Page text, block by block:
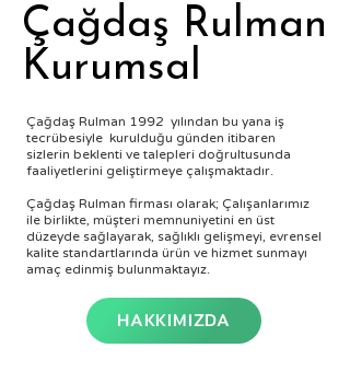
Çağdaş Rulman
Kurumsal
Çağdaş Rulman
Kurumsal
Çağdaş Rulman 1992 yılından bu yana iş
tecrübesiyle kurulduğu günden itibaren
sizlerin beklenti ve talepleri doğrultusunda
faaliyetlerini geliştirmeye çalışmaktadır.
Çağdaş Rulman firması olarak; Çalışanlarımız
ile birlikte, müşteri memnuniyetini en üst
düzeyde sağlayarak, sağlıklı gelişmeyi, evrensel
kalite standartlarında ürün ve hizmet sunmayı
amaç edinmiş bulunmaktayız.
HAKKIMIZDA